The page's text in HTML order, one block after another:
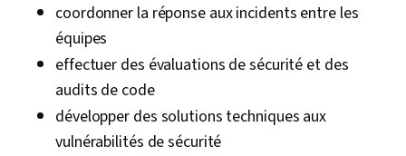
coordonner la réponse aux incidents entre les
équipes
effectuer des évaluations de sécurité et des
audits de code
développer des solutions techniques aux
vulnérabilités de sécurité